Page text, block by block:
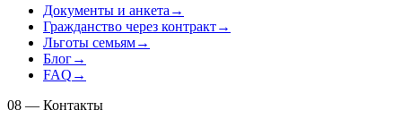
Документы и анкета →
Гражданство через контракт→
Льготы семьям→
Блог→
FAQ →
08 — Контакты